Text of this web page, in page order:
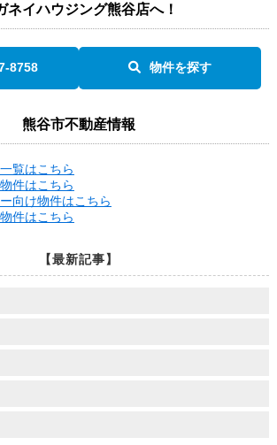
ネイハウジング熊谷店へ！
8758 物件を探す
熊谷市不動産情報
覧はこちら
件はこちら
向け物件はこちら
件はこちら
【最新記事】